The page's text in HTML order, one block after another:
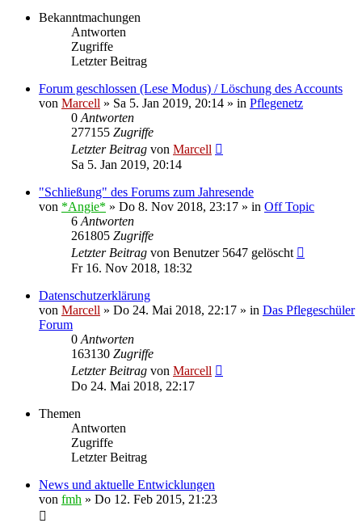
Bekanntmachungen
Antworten
Zugriffe
Letzter Beitrag
Forum geschlossen (Lese Modus) / Löschung des Accounts
von Marcell » Sa 5. Jan 2019, 20:14 » in Pflegenetz
0 Antworten
277155 Zugriffe
Letzter Beitrag von Marcell
Sa 5. Jan 2019, 20:14
"Schließung" des Forums zum Jahresende
von *Angie* » Do 8. Nov 2018, 23:17 » in Off Topic
6 Antworten
261805 Zugriffe
Letzter Beitrag von Benutzer 5647 gelöscht
Fr 16. Nov 2018, 18:32
Datenschutzerklärung
von Marcell » Do 24. Mai 2018, 22:17 » in Das Pflegeschüler
Forum
0 Antworten
163130 Zugriffe
Letzter Beitrag von Marcell
Do 24. Mai 2018, 22:17
Themen
Antworten
Zugriffe
Letzter Beitrag
News und aktuelle Entwicklungen
von fmh » Do 12. Feb 2015, 21:23